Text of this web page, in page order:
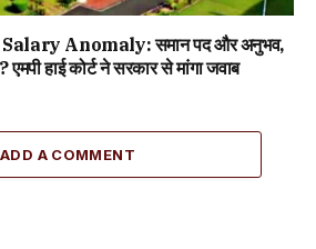
Anomaly: समान पद और अनुभव,
हाई कोर्ट ने सरकार से मांगा जवाब
ADD A COMMENT